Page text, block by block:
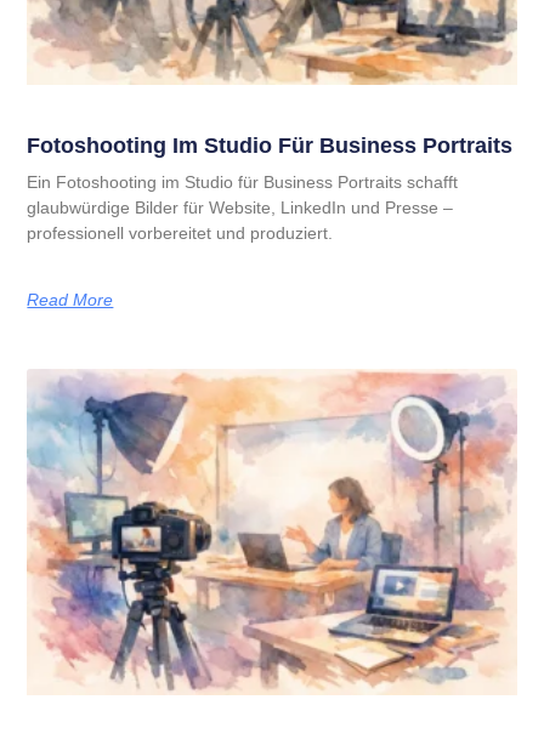
Fotoshooting Im Studio Für Business Portraits
Ein Fotoshooting im Studio für Business Portraits schafft
glaubwürdige Bilder für Website, LinkedIn und Presse –
professionell vorbereitet und produziert.
Read More